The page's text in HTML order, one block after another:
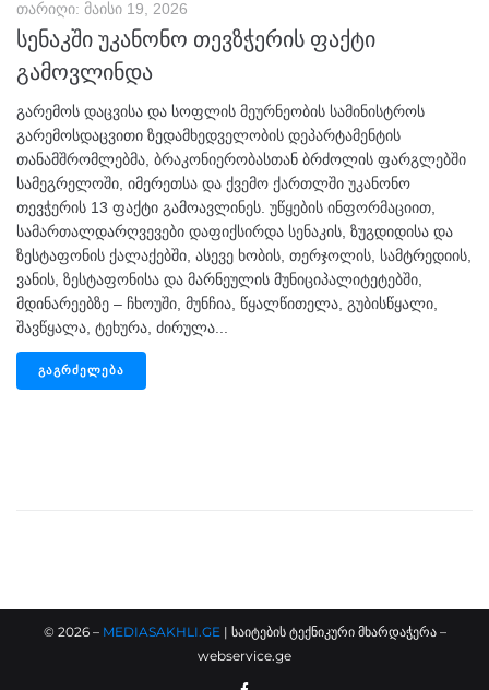
თარიღი: მაისი 19, 2026
სენაკში უკანონო თევზჭერის ფაქტი
გამოვლინდა
გარემოს დაცვისა და სოფლის მეურნეობის სამინისტროს
გარემოსდაცვითი ზედამხედველობის დეპარტამენტის
თანამშრომლებმა, ბრაკონიერობასთან ბრძოლის ფარგლებში
სამეგრელოში, იმერეთსა და ქვემო ქართლში უკანონო
თევჭერის 13 ფაქტი გამოავლინეს. უწყების ინფორმაციით,
სამართალდარღვევები დაფიქსირდა სენაკის, ზუგდიდისა და
ზესტაფონის ქალაქებში, ასევე ხობის, თერჯოლის, სამტრედიის,
ვანის, ზესტაფონისა და მარნეულის მუნიციპალიტეტებში,
მდინარეებზე – ჩხოუში, მუნჩია, წყალწითელა, გუბისწყალი,
შავწყალა, ტეხურა, ძირულა...
ᲒᲐᲒᲠᲫᲔᲚᲔᲑᲐ
© 2026– MEDIASAKHLI.GE | საიტების ტექნიკური მხარდაჭერა –
webservice.ge